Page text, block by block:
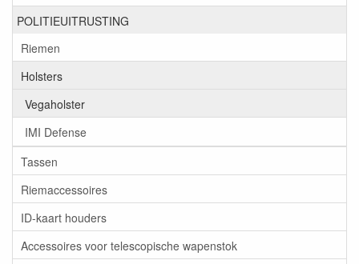
POLITIEUITRUSTING
Riemen
Holsters
Vegaholster
IMI Defense
Tassen
Riemaccessoires
ID-kaart houders
Accessoires voor telescopische wapenstok